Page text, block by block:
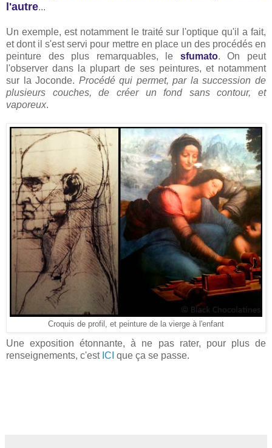
l'autre...
Un exemple, est notamment le traité sur l'optique qu'il a fait,
et dont il s'est servi pour mettre en place un des procédés en
peinture des plus remarquables, le sfumato. On peut
l'observer dans la plupart de ses peintures, et notamment
sur la Joconde. Procédé qui permet, par la succession de
plusieurs couches, de créer un fond sans contour, et
vaporeux.
Croquis de profil, et peinture de la vierge à l'enfant
Une exposition étonnante, à ne pas rater, pour plus de
renseignements, c'est ICI que ça se passe.